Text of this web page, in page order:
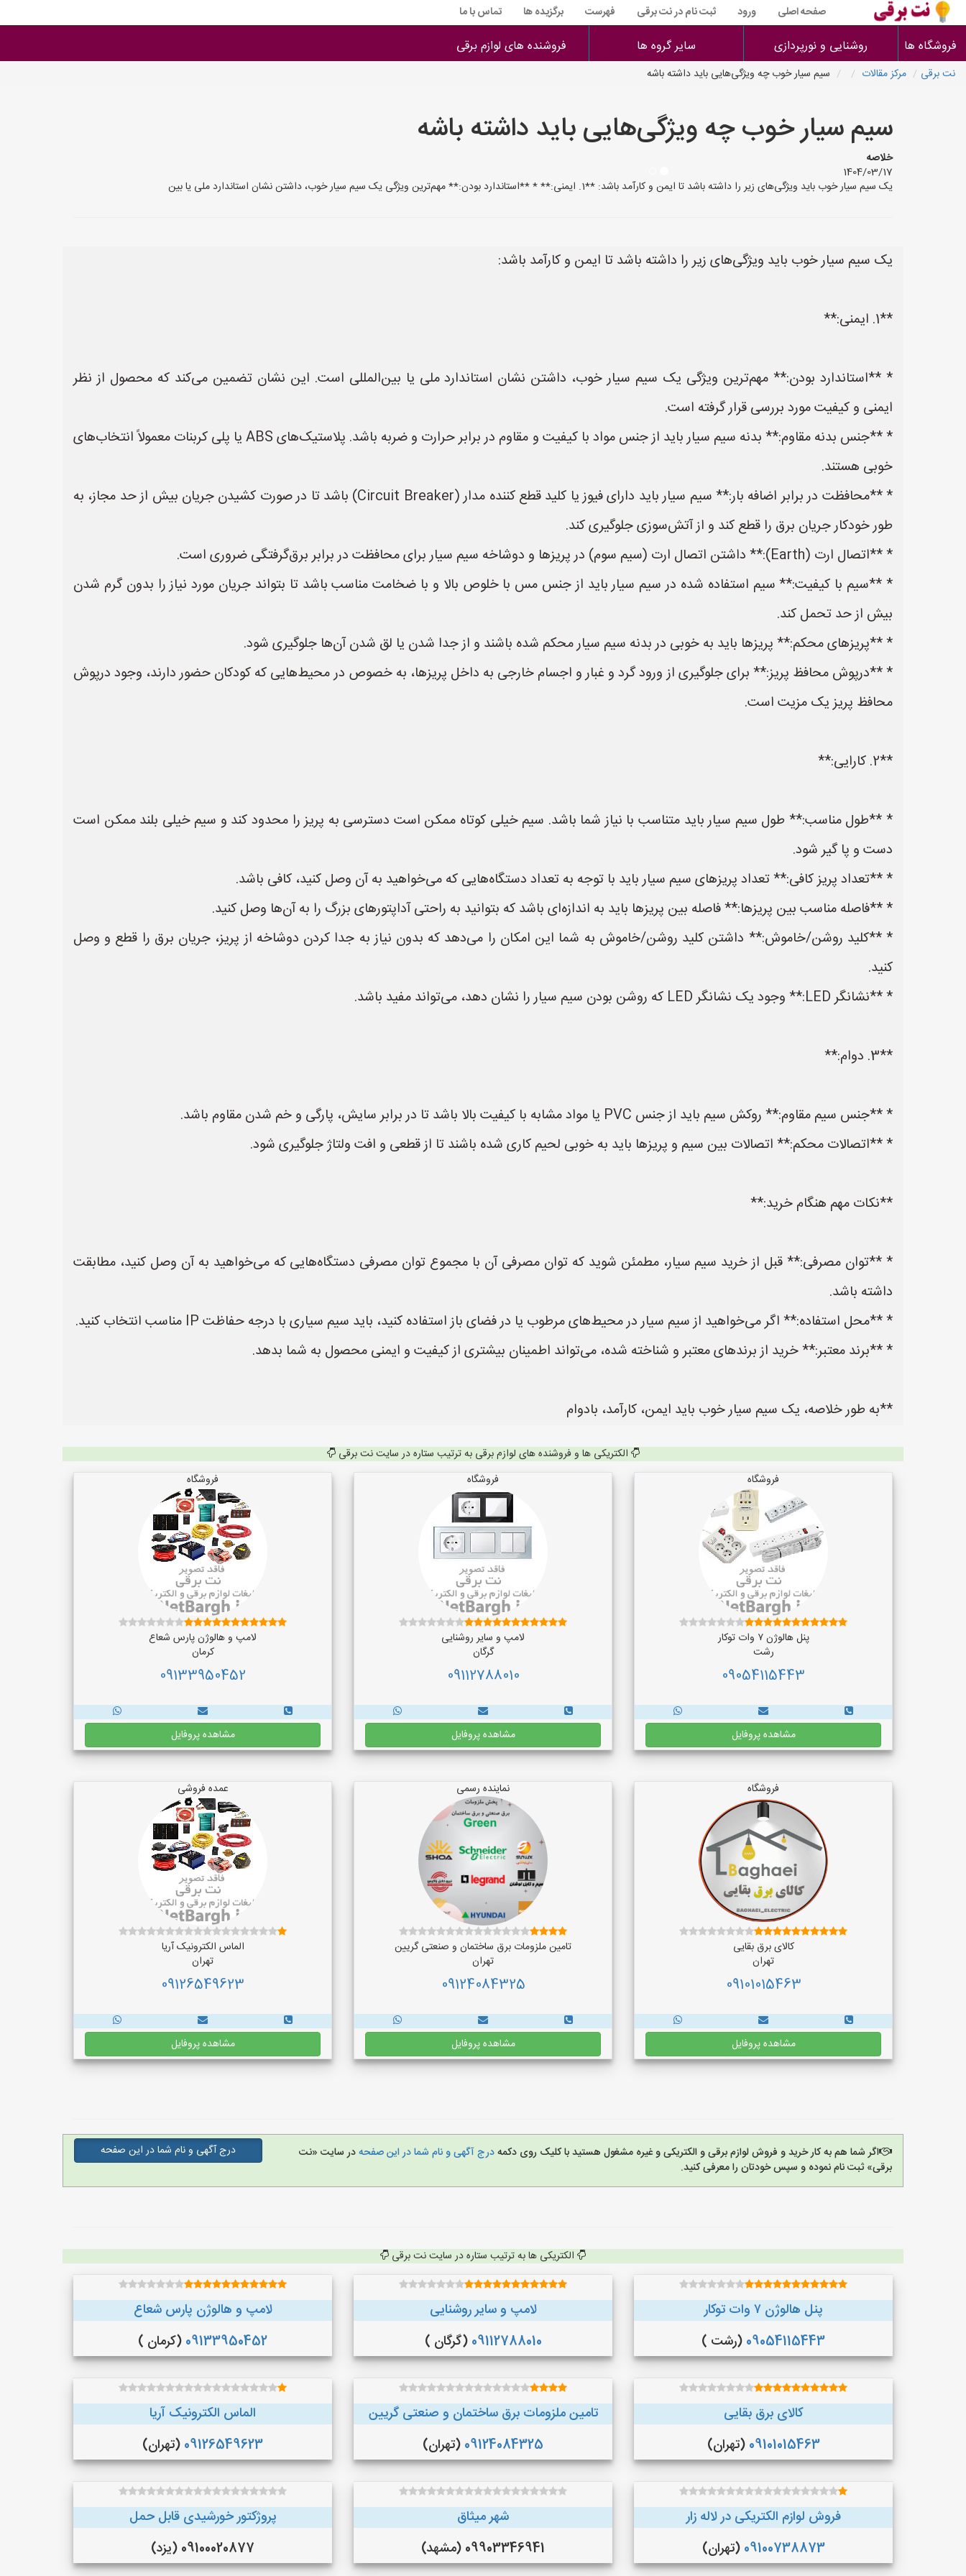
صفحه اصلی ورود ثبت نام در نت برقی فهرست برگزیده ها تماس با ما
فروشگاه ها روشنایی و نورپردازی سایر گروه ها فروشنده های لوازم برقی
نت برقی مرکز مقالات سیم سیار خوب چه ویژگی‌هایی باید داشته باشه
سیم سیار خوب چه ویژگی‌هایی باید داشته باشه
خلاصه
1404/03/17
یک سیم سیار خوب باید ویژگی‌های زیر را داشته باشد تا ایمن و کارآمد باشد: **1. ایمنی:** * **استاندارد بودن:** مهم‌ترین ویژگی یک سیم سیار خوب، داشتن نشان استاندارد ملی یا بین‌
یک سیم سیار خوب باید ویژگی‌های زیر را داشته باشد تا ایمن و کارآمد باشد:
**1. ایمنی:**
* **استاندارد بودن:** مهم‌ترین ویژگی یک سیم سیار خوب، داشتن نشان استاندارد ملی یا بین‌المللی است. این نشان تضمین می‌کند که محصول از نظر
ایمنی و کیفیت مورد بررسی قرار گرفته است.
* **جنس بدنه مقاوم:** بدنه سیم سیار باید از جنس مواد با کیفیت و مقاوم در برابر حرارت و ضربه باشد. پلاستیک‌های ABS یا پلی کربنات معمولاً انتخاب‌های
خوبی هستند.
* **محافظت در برابر اضافه بار:** سیم سیار باید دارای فیوز یا کلید قطع کننده مدار (Circuit Breaker) باشد تا در صورت کشیدن جریان بیش از حد مجاز، به
طور خودکار جریان برق را قطع کند و از آتش‌سوزی جلوگیری کند.
* **اتصال ارت (Earth):** داشتن اتصال ارت (سیم سوم) در پریزها و دوشاخه سیم سیار برای محافظت در برابر برق‌گرفتگی ضروری است.
* **سیم با کیفیت:** سیم استفاده شده در سیم سیار باید از جنس مس با خلوص بالا و با ضخامت مناسب باشد تا بتواند جریان مورد نیاز را بدون گرم شدن
بیش از حد تحمل کند.
* **پریزهای محکم:** پریزها باید به خوبی در بدنه سیم سیار محکم شده باشند و از جدا شدن یا لق شدن آن‌ها جلوگیری شود.
* **درپوش محافظ پریز:** برای جلوگیری از ورود گرد و غبار و اجسام خارجی به داخل پریزها، به خصوص در محیط‌هایی که کودکان حضور دارند، وجود درپوش
محافظ پریز یک مزیت است.
**2. کارایی:**
* **طول مناسب:** طول سیم سیار باید متناسب با نیاز شما باشد. سیم خیلی کوتاه ممکن است دسترسی به پریز را محدود کند و سیم خیلی بلند ممکن است
دست و پا گیر شود.
* **تعداد پریز کافی:** تعداد پریزهای سیم سیار باید با توجه به تعداد دستگاه‌هایی که می‌خواهید به آن وصل کنید، کافی باشد.
* **فاصله مناسب بین پریزها:** فاصله بین پریزها باید به اندازه‌ای باشد که بتوانید به راحتی آداپتورهای بزرگ را به آن‌ها وصل کنید.
* **کلید روشن/خاموش:** داشتن کلید روشن/خاموش به شما این امکان را می‌دهد که بدون نیاز به جدا کردن دوشاخه از پریز، جریان برق را قطع و وصل
کنید.
* **نشانگر LED:** وجود یک نشانگر LED که روشن بودن سیم سیار را نشان دهد، می‌تواند مفید باشد.
**3. دوام:**
* **جنس سیم مقاوم:** روکش سیم باید از جنس PVC یا مواد مشابه با کیفیت بالا باشد تا در برابر سایش، پارگی و خم شدن مقاوم باشد.
* **اتصالات محکم:** اتصالات بین سیم و پریزها باید به خوبی لحیم کاری شده باشند تا از قطعی و افت ولتاژ جلوگیری شود.
**نکات مهم هنگام خرید:**
* **توان مصرفی:** قبل از خرید سیم سیار، مطمئن شوید که توان مصرفی آن با مجموع توان مصرفی دستگاه‌هایی که می‌خواهید به آن وصل کنید، مطابقت
داشته باشد.
* **محل استفاده:** اگر می‌خواهید از سیم سیار در محیط‌های مرطوب یا در فضای باز استفاده کنید، باید سیم سیاری با درجه حفاظت IP مناسب انتخاب کنید.
* **برند معتبر:** خرید از برندهای معتبر و شناخته شده، می‌تواند اطمینان بیشتری از کیفیت و ایمنی محصول به شما بدهد.
**به طور خلاصه، یک سیم سیار خوب باید ایمن، کارآمد، بادوام
الکتریکی ها و فروشنده های لوازم برقی به ترتیب ستاره در سایت نت برقی
فروشگاه
پنل هالوژن ۷ وات توکار
رشت
09054115443
مشاهده پروفایل
فروشگاه
لامپ و سایر روشنایی
گرگان
09112788010
مشاهده پروفایل
فروشگاه
لامپ و هالوژن پارس شعاع
کرمان
09133950452
مشاهده پروفایل
فروشگاه
کالای برق بقایی
تهران
09101015463
مشاهده پروفایل
نماینده رسمی
تامین ملزومات برق ساختمان و صنعتی گریین
تهران
09124084325
مشاهده پروفایل
عمده فروشی
الماس الکترونیک آریا
تهران
09126549623
مشاهده پروفایل
اگر شما هم به کار خرید و فروش لوازم برقی و الکتریکی و غیره مشغول هستید با کلیک روی دکمهدرج آگهی و نام شما در این صفحهدر سایت «نت
برقی» ثبت نام نموده و سپس خودتان را معرفی کنید.
درج آگهی و نام شما در این صفحه
الکتریکی ها به ترتیب ستاره در سایت نت برقی
پنل هالوژن ۷ وات توکار
09054115443 (رشت )
لامپ و سایر روشنایی
09112788010 (گرگان )
لامپ و هالوژن پارس شعاع
09133950452 (کرمان )
کالای برق بقایی
09101015463 (تهران)
تامین ملزومات برق ساختمان و صنعتی گریین
09124084325 (تهران)
الماس الکترونیک آریا
09126549623 (تهران)
فروش لوازم الکتریکی در لاله زار
09100738873 (تهران)
شهر میثاق
09903346941 (مشهد)
پروژکتور خورشیدی قابل حمل
09100020877 (یزد)